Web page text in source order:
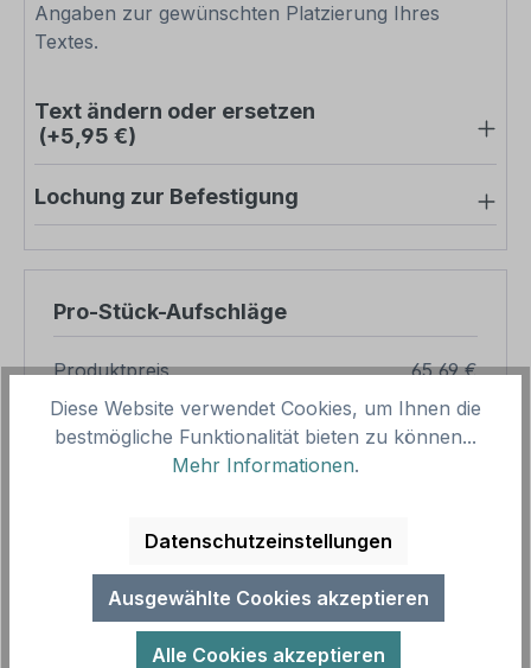
Angaben zur gewünschten Platzierung Ihres
Textes.
Text ändern oder ersetzen
(+5,95 €)
Lochung zur Befestigung
Pro-Stück-Aufschläge
Produktpreis
65,69 €
Zwischensumme
65,69 €
Zusammenfassung
Preise inkl. MwSt. zzgl. Versandkosten
Aufgrund von Neuberechnungen im Warenkorb sind
abweichende Endpreise möglich.
Diese Website verwendet Cookies, um Ihnen die
bestmögliche Funktionalität bieten zu können...
Mehr Informationen.
Datenschutzeinstellungen
Ausgewählte Cookies akzeptieren
Alle Cookies akzeptieren